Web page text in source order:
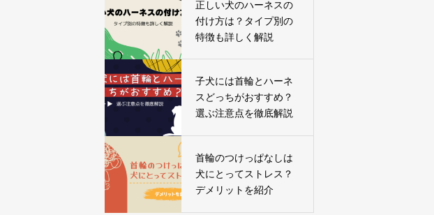
正しい犬のハーネスの
付け方は？タイプ別の
特徴も詳しく解説
子犬には首輪とハーネ
スどっちがおすすめ？
選ぶ注意点を徹底解説
首輪のつけっぱなしは
犬にとってストレス？
デメリットを紹介